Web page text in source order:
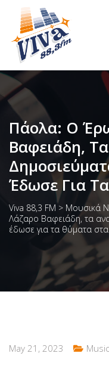
Πάολα: Ο
Βαφειάδη,
Έδωσε Για
Viva 88,3 FM > Μουσικά
Λάζαρο Βαφειάδη, τα
έδωσε για τα θύματα
May 21, 2023 Music